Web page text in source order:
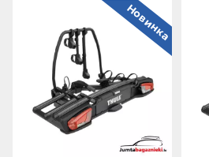
Новинка